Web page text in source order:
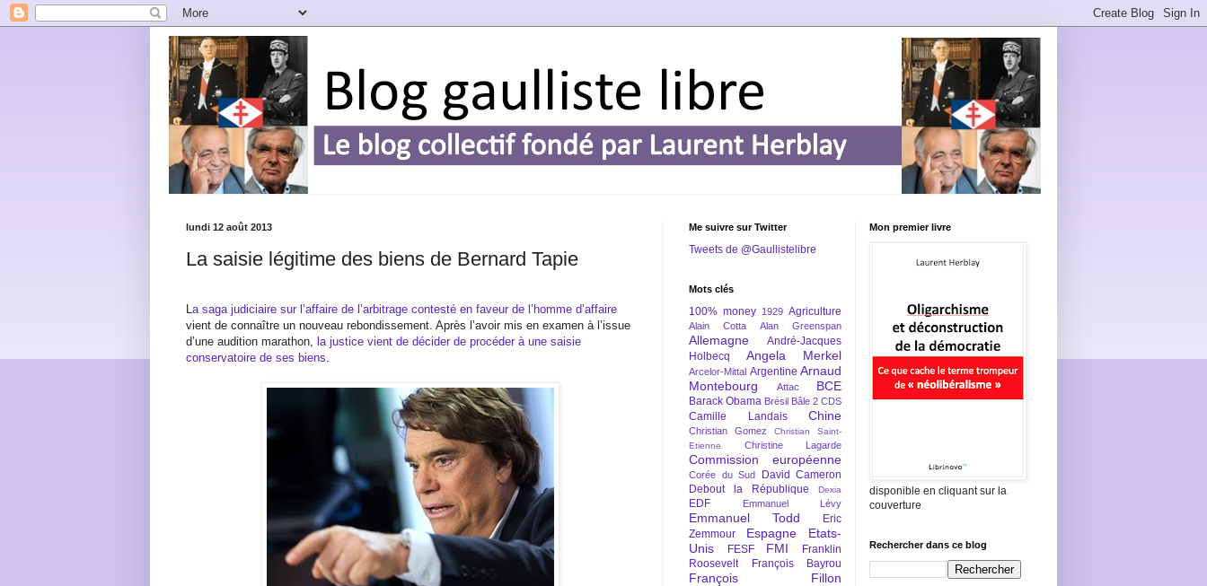
lundi 12 août 2013
La saisie légitime des biens de Bernard Tapie
L a saga judiciaire sur l’affaire de l’arbitrage contesté en faveur de l’homme d’affaire
vient de connaître un nouveau rebondissement. Après l’avoir mis en examen à l’issue
d’une audition marathon, la justice vient de décider de procéder à une saisie
conservatoire de ses biens
Me suivre sur Twitter
Tweets de @Gaullistelibre
Mots clés
100% money 1929 Agriculture
Alain Cotta Alan Greenspan
Allemagne
André-Jacques
Holbecq
Angela Merkel
Arcelor-Mittal Argentine Arnaud
Montebourg
Attac BCE
Barack Obama Brésil Bâle 2 CDS
Camille Landais Chine
Christian Gomez
Christian Saint-
Etienne
Christine Lagarde
Commission européenne
Corée du Sud
David Cameron
Debout la République
Dexia
EDF Emmanuel Lévy
Emmanuel Todd
Eric
Zemmour
Espagne
Etats-
Unis
FESF FMI
Franklin
Roosevelt
François Bayrou
François Fillon
Mon premier livre
disponible en cliquant sur la
couverture
Rechercher dans ce blog